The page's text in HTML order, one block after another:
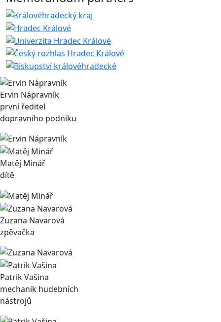
Ervin Nápravník
první ředitel
dopravního podniku
Matěj Minář
dítě
Zuzana Navarová
zpěvačka
Patrik Vašina
mechanik hudebních
nástrojů